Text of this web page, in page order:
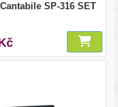
SP-316 SET